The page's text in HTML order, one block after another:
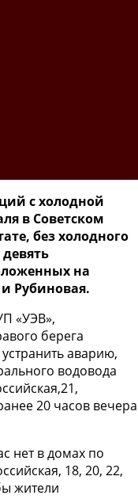
с холодной
в Советском
без холодного
на
Рубиновая.
«УЭВ»,
берега
аварию,
водовода
20 часов вечера
нет в домах по
18, 20, 22,
жители